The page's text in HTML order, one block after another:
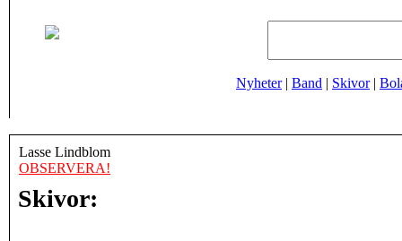
Nyheter| Band | Skivor|
Lasse Lindblom
OBSERVERA!
Skivor: